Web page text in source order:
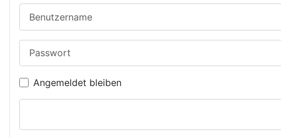
Angemeldet bleiben